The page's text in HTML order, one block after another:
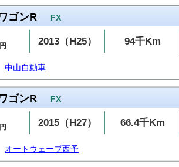
ゴンR FX
2013（H25） 94千Km
中山自動車
ゴンR FX
2015（H27） 66.4千Km
オートウェーブ西予